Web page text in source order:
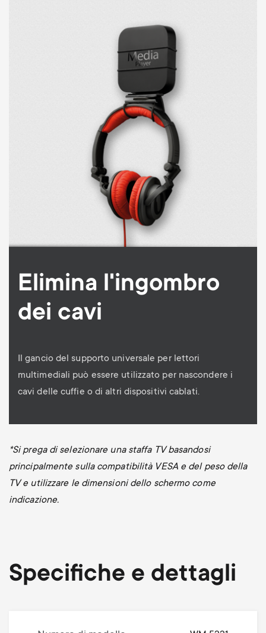
Elimina l'ingombro
dei cavi
Il gancio del supporto universale per lettori
multimediali può essere utilizzato per nascondere i
cavi delle cuffie o di altri dispositivi cablati.
*Si prega di selezionare una staffa TV basandosi
principalmente sulla compatibilità VESA e del peso della
TV e utilizzare le dimensioni dello schermo come
indicazione.
Specifiche e dettagli